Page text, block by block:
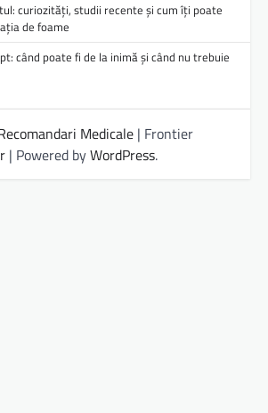
curiozități, studii recente și cum îți poate
de foame
când poate fi de la inimă și când nu trebuie
Medicale | Frontier
| Powered byWordPress.